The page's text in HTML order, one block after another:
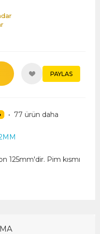
PAYLAS
• 77 ürün daha
125mm'dir. Pim kısmı